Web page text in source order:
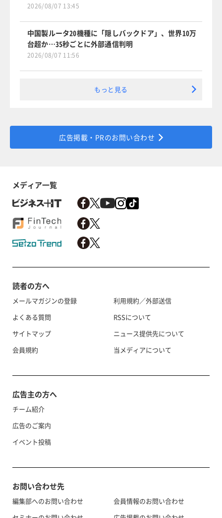
2026/08/07 13:45
中国製ルータ20機種に「隠しバックドア」、世界10万
台超か…35秒ごとに外部通信判明
2026/08/07 11:56
もっと見る
広告掲載・PRのお問い合わせ
メディア一覧
読者の方へ
メールマガジンの登録
よくある質問
サイトマップ
会員規約
利用規約／外部送信
RSSについて
ニュース提供先について
当メディアについて
広告主の方へ
チーム紹介
広告のご案内
イベント投稿
お問い合わせ先
編集部へのお問い合わせ
会員情報のお問い合わせ